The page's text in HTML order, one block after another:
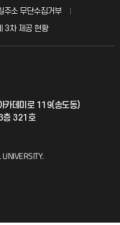
주소 무단수집거부
3차 제공 현황
카데미로 119(송도동)
층 321호